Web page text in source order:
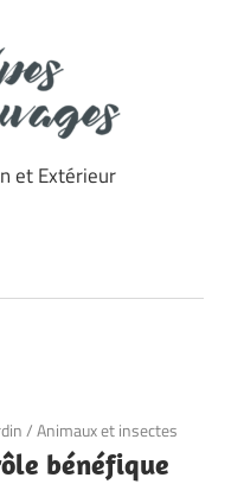
et Extérieur
/Animaux et insectes
bénéfique